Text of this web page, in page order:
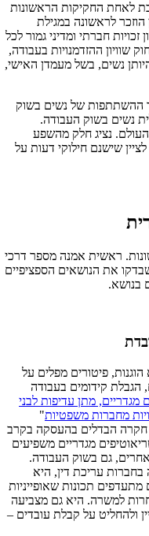
לאחת החקיקות הראשונות
הוזכר לראשונה במגילת
חברתי ומדיני גמור לכל
שוויון ההזדמנויות בעבודה,
נשים, בשל מעמדן האישי,
ההשתתפות של נשים בשוק
נשים בשוק העבודה.
נציג חלק מהשפע
שישנם חילוקי דעות על
ראשית אמנה מספר דרכי
את הנושאים הספציפיים
בנושא.
פיטורים מפלים על
הגבלת קידומים בעבודה
מגדריים, מתן עדיפות לבני
מחברות משפטיות"
הבדלים בהעסקה בקרב
מגדריים משפיעים
אחרים, גם בשוק העבודה.
עריכת דין, היא
תכונות שאופייניות
למשרה. היא גם מצביעה
ולהחליט על קבלת עובדים –